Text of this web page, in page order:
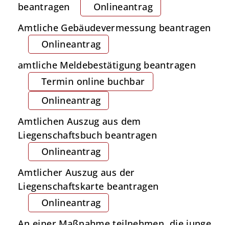
beantragen
Onlineantrag
Amtliche Gebäudevermessung beantragen
Onlineantrag
amtliche Meldebestätigung beantragen
Termin online buchbar
Onlineantrag
Amtlichen Auszug aus dem
Liegenschaftsbuch beantragen
Onlineantrag
Amtlicher Auszug aus der
Liegenschaftskarte beantragen
Onlineantrag